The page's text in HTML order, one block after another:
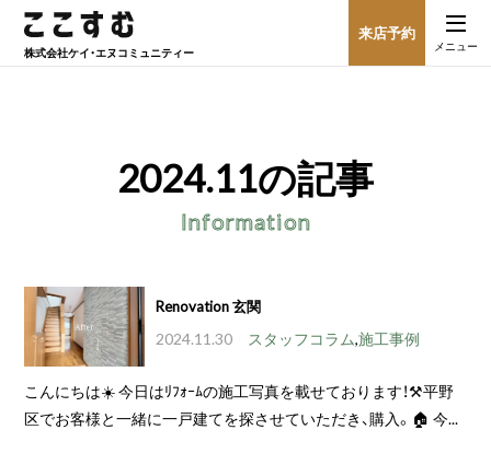
株式会社ケイ・エヌコミュニティー
来店予約
メニュー
2024.11の記事
Information
Renovation 玄関
2024.11.30 スタッフコラム,施工事例
こんにちは☀️ 今日はﾘﾌｫｰﾑの施工写真を載せております！⚒平野
区でお客様と一緒に一戸建てを探させていただき、購入。🏠 今...